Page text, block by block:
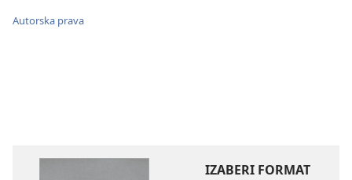
Autorska prava
IZABERI FORMAT